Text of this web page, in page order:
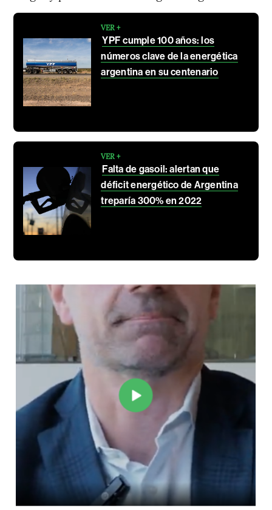
VER +
YPF cumple 100 años: los
números clave de la energética
argentina en su centenario
VER +
Falta de gasoil: alertan que
déficit energético de Argentina
treparía 300% en 2022